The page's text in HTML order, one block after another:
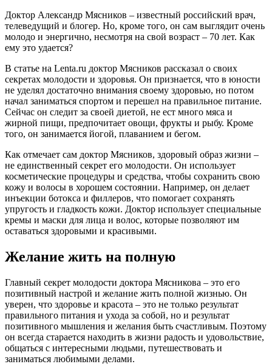
Доктор Александр Мясников – известный российский врач,
телеведущий и блогер. Но, кроме того, он сам выглядит очень
молодо и энергично, несмотря на свой возраст – 70 лет. Как
ему это удается?
В статье на Lenta.ru доктор Мясников рассказал о своих
секретах молодости и здоровья. Он признается, что в юности
не уделял достаточно внимания своему здоровью, но потом
начал заниматься спортом и перешел на правильное питание.
Сейчас он следит за своей диетой, не ест много мяса и
жирной пищи, предпочитает овощи, фрукты и рыбу. Кроме
того, он занимается йогой, плаванием и бегом.
Как отмечает сам доктор Мясников, здоровый образ жизни –
не единственный секрет его молодости. Он использует
косметические процедуры и средства, чтобы сохранить свою
кожу и волосы в хорошем состоянии. Например, он делает
инъекции ботокса и филлеров, что помогает сохранять
упругость и гладкость кожи. Доктор использует специальные
кремы и маски для лица и волос, которые позволяют им
оставаться здоровыми и красивыми.
Желание жить на полную
Главный секрет молодости доктора Мясникова – это его
позитивный настрой и желание жить полной жизнью. Он
уверен, что здоровье и красота – это не только результат
правильного питания и ухода за собой, но и результат
позитивного мышления и желания быть счастливым. Поэтому
он всегда старается находить в жизни радость и удовольствие,
общаться с интересными людьми, путешествовать и
заниматься любимыми делами.